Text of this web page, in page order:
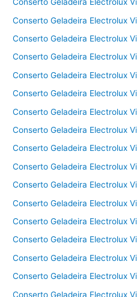
Conserto Geladeira Electrolux
Conserto Geladeira Electrolux
Conserto Geladeira Electrolux
Conserto Geladeira Electrolux
Conserto Geladeira Electrolux
Conserto Geladeira Electrolux
Conserto Geladeira Electrolux
Conserto Geladeira Electrolux
Conserto Geladeira Electrolux
Conserto Geladeira Electrolux
Conserto Geladeira Electrolux
Conserto Geladeira Electrolux
Conserto Geladeira Electrolux
Conserto Geladeira Electrolux
Conserto Geladeira Electrolux
Conserto Geladeira Electrolux